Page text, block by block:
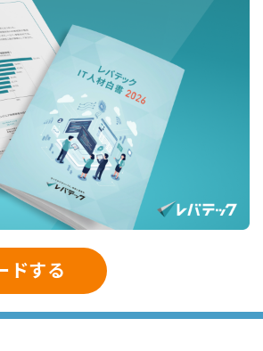
ドする